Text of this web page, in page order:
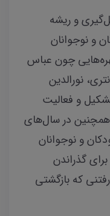
و ریشه
و نوجوانان
چون عباس
نورالدین
و فعالیت
در سال‌های
و نوجوانان
است. دوایی در سال ۱۳۵۳، برای گذراندن
که بازگشتی